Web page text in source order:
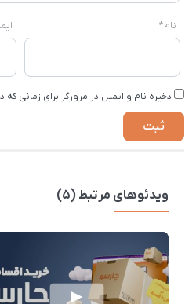
نام*
ذخیره نام و ایمیل در مرورگر برای زمانی
ویدئوهای مرتبط (5)